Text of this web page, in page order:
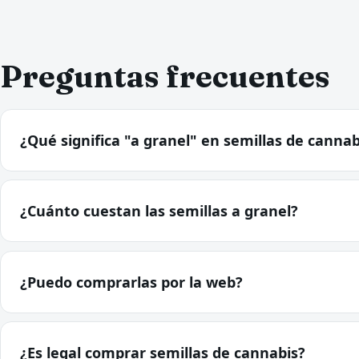
Preguntas frecuentes
¿Qué significa "a granel" en semillas de
¿Cuánto cuestan las semillas a granel?
¿Puedo comprarlas por la web?
¿Es legal comprar semillas de cannabis?